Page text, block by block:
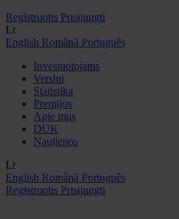
Registruotis Prisijungti
Lt
English Română Português
Investuotojams
Verslui
Statistika
Premijos
Apie mus
DUK
Naujienos
Lt
English Română Português
Registruotis Prisijungti